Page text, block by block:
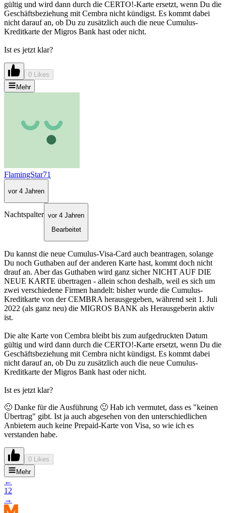
gültig und wird dann durch die CERTO!-Karte ersetzt, wenn Du die
Geschäftsbeziehung mit Cembra nicht kündigst. Es kommt dabei
nicht darauf an, ob Du zu zusätzlich auch die neue Cumulus-
Kreditkarte der Migros Bank hast oder nicht.
Ist es jetzt klar?
0 Likes
Mehr
FlamingStar71
vor 4 Jahren
Nachtspalter vor 4 Jahren
Bearbeitet
Du kannst die neue Cumulus-Visa-Card auch beantragen, solange
Du noch Guthaben auf der anderen Karte hast, kommt doch nicht
drauf an. Aber das Guthaben wird ganz sicher NICHT AUF DIE
NEUE KARTE übertragen - allein schon deshalb, weil es sich um
zwei verschiedene Firmen handelt: bisher wurde die Cumulus-
Kreditkarte von der CEMBRA herausgegeben, während seit 1. Juli
2022 (als ganz neu) die MIGROS BANK als Herausgeberin aktiv
ist.
Die alte Karte von Cembra bleibt bis zum aufgedruckten Datum
gültig und wird dann durch die CERTO!-Karte ersetzt, wenn Du die
Geschäftsbeziehung mit Cembra nicht kündigst. Es kommt dabei
nicht darauf an, ob Du zu zusätzlich auch die neue Cumulus-
Kreditkarte der Migros Bank hast oder nicht.
Ist es jetzt klar?
🙂 Danke für die Ausführung 🙂 Hab ich vermutet, dass es "keinen
Übertrag" gibt. Ist ja auch abgesehen von den unterschiedlichen
Anbietern auch keine Prepaid-Karte von Visa, so wie ich es
verstanden habe.
0 Likes
Mehr
←
1 2
→